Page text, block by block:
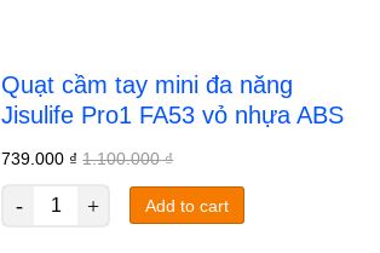
Quạt cầm tay mini đa năng
Jisulife Pro1 FA53 vỏ nhựa ABS
739.000 ₫ 1.100.000 ₫
Add to cart